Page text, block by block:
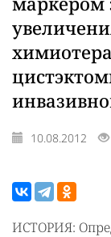
10.08.2012
ИСТОРИЯ: